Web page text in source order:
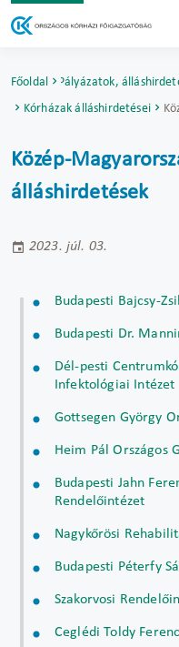
Főoldal Pályázatok,
Kórházak álláshirdetései
Közép-
álláshirdetések
2023. júl. 03.
Budapesti Bajcsy-
Budapesti Dr.
Dél-pesti
Infektológiai Intézet
Gottsegen György
Heim Pál Országos
Budapesti Jahn
Rendelőintézet
Nagykőrösi
Budapesti Péterfy
Szakorvosi
Ceglédi Toldy